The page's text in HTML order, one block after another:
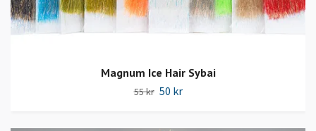
Magnum Ice Hair Sybai
55 kr 50 kr